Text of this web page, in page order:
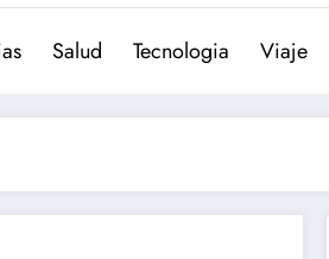
Salud Tecnologia Viaje